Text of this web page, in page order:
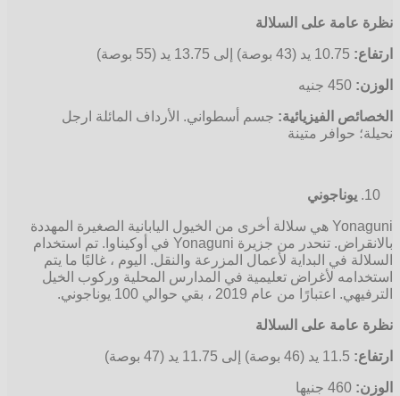
نظرة عامة على السلالة
ارتفاع:
الوزن:
الخصائص الفيزيائية: جسم أسطواني. الأرداف المائلة ارجل
نحيلة؛ حوافر متينة
يوناجوني
Yonaguni هي سلالة أخرى من الخيول اليابانية الصغيرة المهددة
بالانقراض. تنحدر من جزيرة Yonaguni في أوكيناوا. تم استخدام
السلالة في البداية لأعمال المزرعة والنقل. اليوم ، غالبًا ما يتم
استخدامه لأغراض تعليمية في المدارس المحلية وركوب الخيل
الترفيهي. اعتبارًا من عام 2019 ، بقي حوالي 100 يوناجوني.
نظرة عامة على السلالة
ارتفاع:
الوزن: